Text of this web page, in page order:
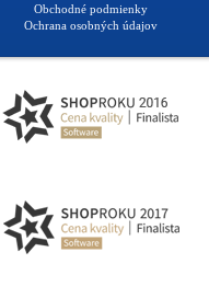
Obchodné podmienky
Ochrana osobných údajov